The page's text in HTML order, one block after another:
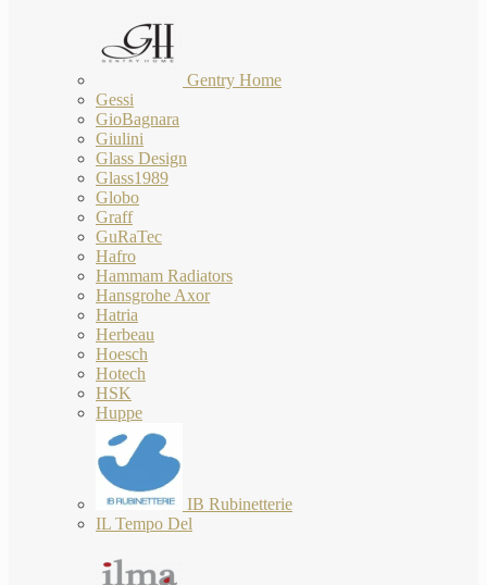
Gentry Home
Gessi
GioBagnara
Giulini
Glass Design
Glass1989
Globo
Graff
GuRaTec
Hafro
Hammam Radiators
Hansgrohe Axor
Hatria
Herbeau
Hoesch
Hotech
HSK
Huppe
IB Rubinetterie
IL Tempo Del